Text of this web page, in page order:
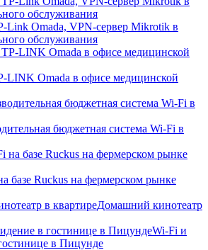
Link Omada, VPN-сервер Mikrotik в
обслуживания
LINK Omada в офисе медицинской
бюджетная система Wi-Fi в
базе Ruckus на фермерском рынке
Домашний кинотеатр
Wi-Fi и
в Пицунде